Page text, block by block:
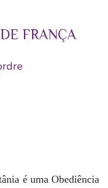
FRANÇA
é uma Obediência